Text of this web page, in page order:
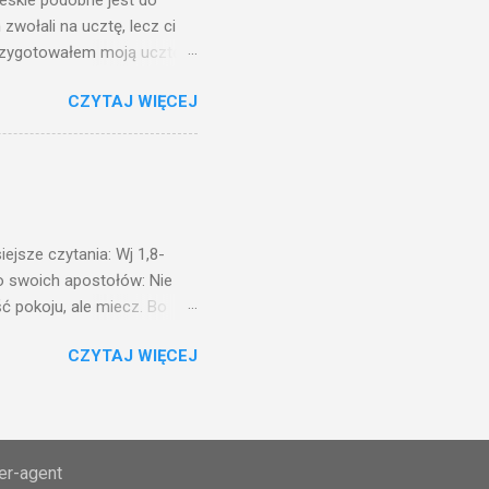
na ucztę, lecz ci
moją ucztę:
Na to król uniósł się
sługom: Uczta
na ucztę wszystkich,
I sala zapełniła się
CZYTAJ WIĘCEJ
czytania: Wj 1,8-
swoich apostołów: Nie
pokoju, ale miecz. Bo
Mnie godzien. I kto kocha
Mnie posłał. Kto
jako
CZYTAJ WIĘCEJ
agent